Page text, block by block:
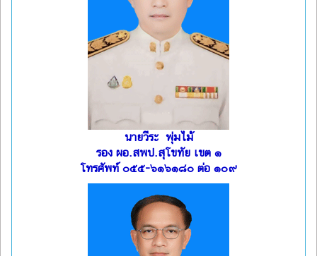
นายวีระ พุ่มไม้
รอง ผอ.สพป.สุโขทัย เขต ๑
โทรศัพท์ ๐๕๕-๖๑๖๑๘๐ ต่อ ๑๐๙